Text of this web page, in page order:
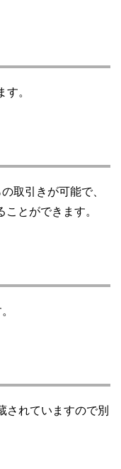
。
取引きが可能で、
とができます。
されていますので別